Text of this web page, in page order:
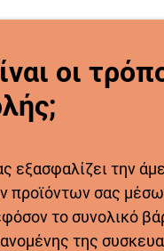
εξασφαλίζει την
προϊόντων σας
το συνολικό
της
οι